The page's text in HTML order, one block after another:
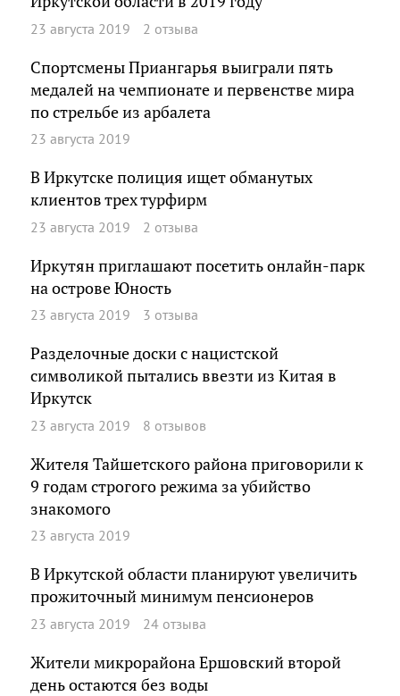
23 августа 2019 2 отзыва
Спортсмены Приангарья выиграли пять
медалей на чемпионате и первенстве мира
по стрельбе из арбалета
23 августа 2019
В Иркутске полиция ищет обманутых
клиентов трех турфирм
23 августа 2019 2 отзыва
Иркутян приглашают посетить онлайн-парк
на острове Юность
23 августа 2019 3 отзыва
Разделочные доски с нацистской
символикой пытались ввезти из Китая в
Иркутск
23 августа 2019 8 отзывов
Жителя Тайшетского района приговорили к
9 годам строгого режима за убийство
знакомого
23 августа 2019
В Иркутской области планируют увеличить
прожиточный минимум пенсионеров
23 августа 2019 24 отзыва
Жители микрорайона Ершовский второй
день остаются без воды